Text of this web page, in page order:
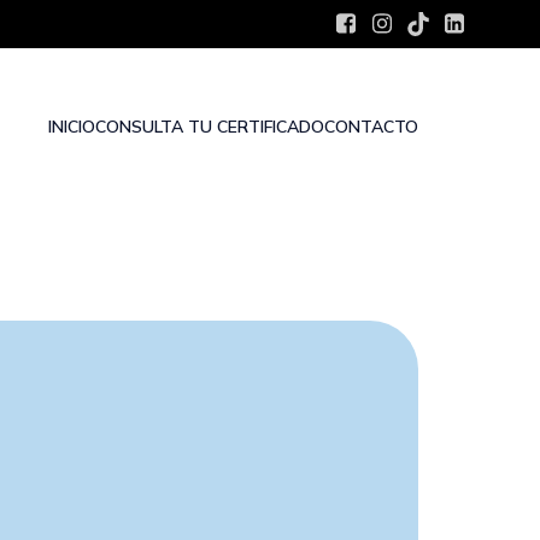
INICIOCONSULTA TU CERTIFICADOCONTACTO